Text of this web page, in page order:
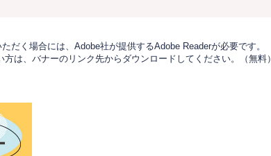
だく場合には、Adobe社が提供するAdobe Readerが必要です。
方は、バナーのリンク先からダウンロードしてください。（無料